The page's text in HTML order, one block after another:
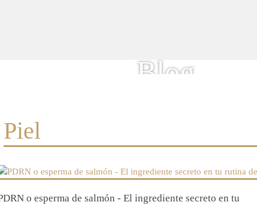
Blog
Piel
o esperma de salmón - El ingrediente secreto en tu